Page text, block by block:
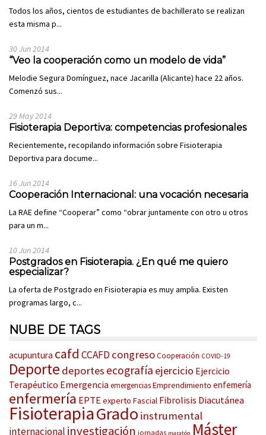
Todos los años, cientos de estudiantes de bachillerato se realizan
esta misma p...
30 Jun 2014
“Veo la cooperación como un modelo de vida”
Melodie Segura Domínguez, nace Jacarilla (Alicante) hace 22 años.
Comenzó sus...
29 May 2014
Fisioterapia Deportiva: competencias profesionales
Recientemente, recopilando información sobre Fisioterapia
Deportiva para docume...
16 Jun 2014
Cooperación Internacional: una vocación necesaria
La RAE define “Cooperar” como “obrar juntamente con otro u otros
para un m...
10 Jun 2014
Postgrados en Fisioterapia. ¿En qué me quiero
especializar?
La oferta de Postgrado en Fisioterapia es muy amplia. Existen
programas largo, c...
NUBE DE TAGS
acupuntura cafd CCAFDcongresoCooperación COVID-19
Deporte deportes ecografía ejercicio Ejercicio
Terapéutico EmergenciaemergenciasEmprendimiento enfemería
enfermería EPTE experto Fascial Fibrolisis Diacutánea
FisioterapiaGrado instrumental
internacional investigación jornadas maratón Máster